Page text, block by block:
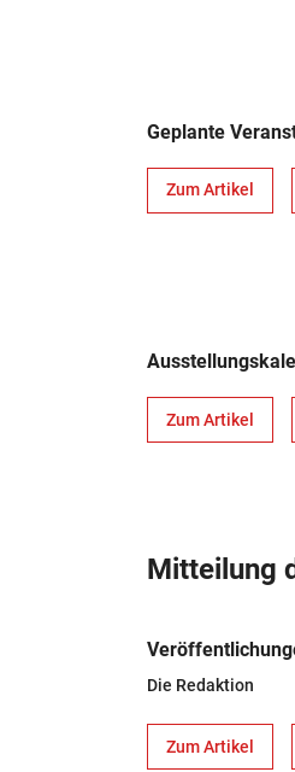
Geplante
Zum Artikel
Zum Artikel
Mitteilung
Die Redaktion
Zum Artikel